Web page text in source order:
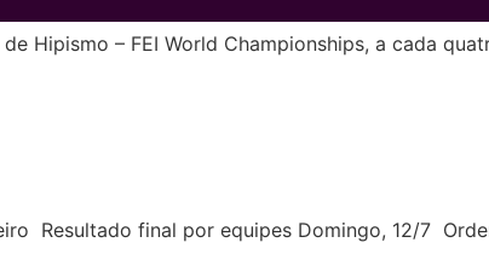
Hipismo – FEI World Championships, a cada
Resultado final por equipes Domingo, 12/7